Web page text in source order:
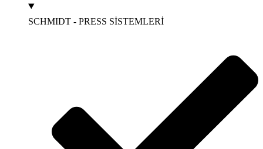
SCHMIDT - PRESS SİSTEMLERİ